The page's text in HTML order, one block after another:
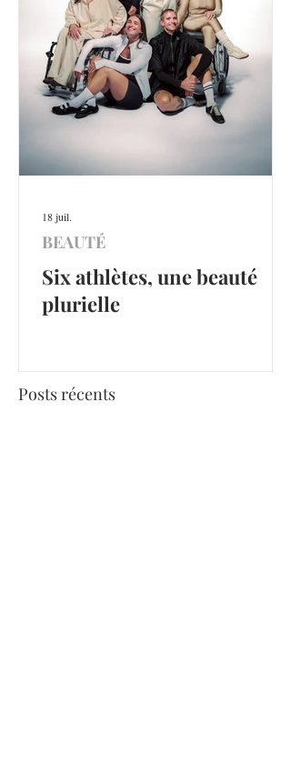
Six athlètes, une beauté
plurielle
BEAUTÉ
18 juil.
Posts récents